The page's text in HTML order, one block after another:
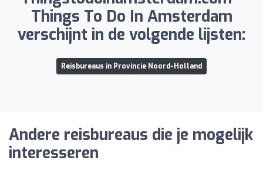
Things To Do In Amsterdam
verschijnt in de volgende lijsten:
Reisbureaus in Provincie Noord-Holland
Andere reisbureaus die je mogelijk
interesseren